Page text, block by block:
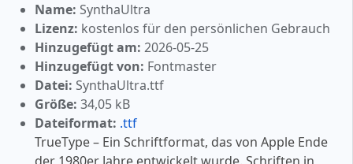
Name: SynthaUltra
Lizenz: kostenlos für den persönlichen Gebrauch
Hinzugefügt am: 2026-05-25
Hinzugefügt von: Fontmaster
Datei: SynthaUltra.ttf
Größe: 34,05 kB
Dateiformat: .ttf
TrueType – Ein Schriftformat, das von Apple Ende